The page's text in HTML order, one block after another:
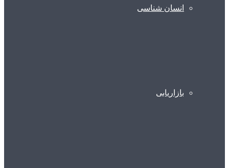
انسان شناسی
بازاریابی